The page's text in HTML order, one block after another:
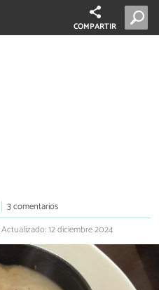
COMPARTIR
3 comentarios
Actualizado: 12 diciembre 2024